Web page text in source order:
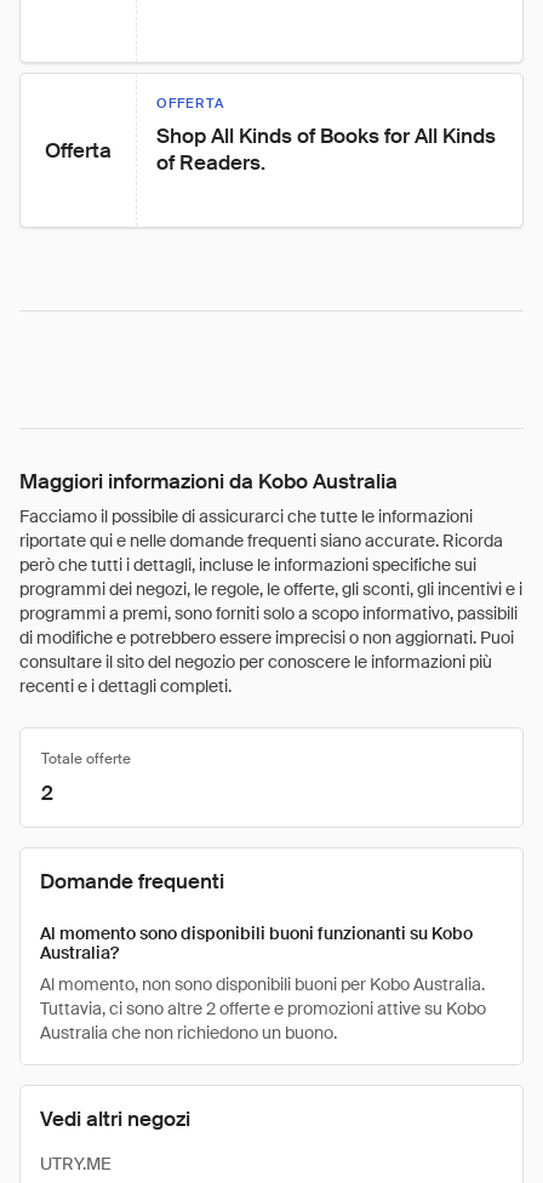
Offerta
OFFERTA
Shop All Kinds of Books for All Kinds
of Readers.
Maggiori informazioni da Kobo Australia
Facciamo il possibile di assicurarci che tutte le informazioni
riportate qui e nelle domande frequenti siano accurate. Ricorda
però che tutti i dettagli, incluse le informazioni specifiche sui
programmi dei negozi, le regole, le offerte, gli sconti, gli incentivi e i
programmi a premi, sono forniti solo a scopo informativo, passibili
di modifiche e potrebbero essere imprecisi o non aggiornati. Puoi
consultare il sito del negozio per conoscere le informazioni più
recenti e i dettagli completi.
Vedi altri negozi
UTRY.ME
Totale offerte
2
Domande frequenti
Al momento sono disponibili buoni funzionanti su Kobo
Australia?
Al momento, non sono disponibili buoni per Kobo Australia.
Tuttavia, ci sono altre 2 offerte e promozioni attive su Kobo
Australia che non richiedono un buono.